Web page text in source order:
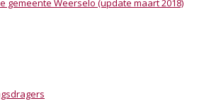
gemeente Weerselo (update maart 2018)